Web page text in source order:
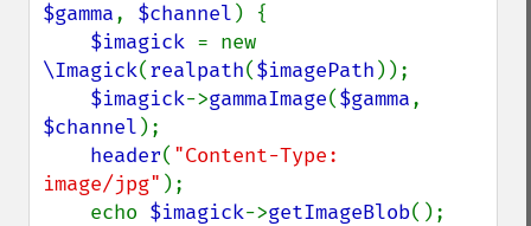
$gamma, $channel ) {
$imagick
\Imagick(realpath($imagePath ));
$imagick->gammaImage($gamma
$channel );
header( "Content-Type:
image/jpg" );
    echo
$imagick->getImageBlob();